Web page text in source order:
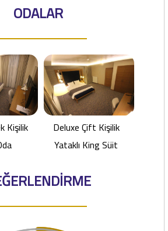
ODALAR
Kişilik
Deluxe Çift Kişilik
Yataklı King Süit